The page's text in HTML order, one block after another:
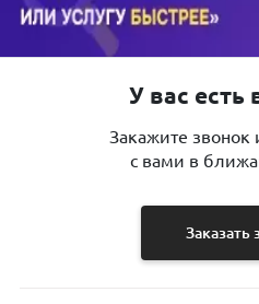
У вас есть
Закажите
с вами в
Заказать